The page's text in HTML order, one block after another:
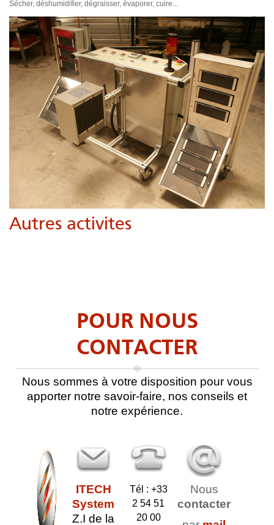
Sécher, déshumidifier, dégraisser, évaporer, cuire...
Autres activites
POUR NOUS
CONTACTER
*
Nous sommes à votre disposition pour vous
apporter notre savoir-faire, nos conseils et
notre expérience.
ITECH
System
Z.I de la
Tél : +33
2 54 51
20 00
Nous
contacter